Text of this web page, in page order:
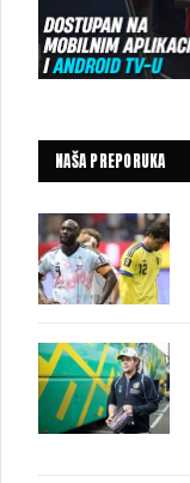
NAŠA PREPORUKA